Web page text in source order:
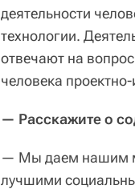
деятельности
технологии.
отвечают на
человека
— Расскажите о
— Мы даем нашим
лучшими